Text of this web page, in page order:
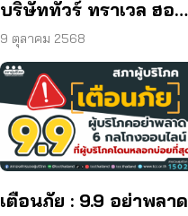
บริษัททัวร์ ทราเวล ฮอลิ
เดย์ ยุติกิจการ ไม่คืนเงิน
ผู้บริโภค
9 ตุลาคม 2568
เตือนภัย : 9.9 อย่าพลาด